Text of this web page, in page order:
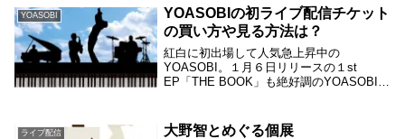
配信で...
YOASOBI
YOASOBIの初ライブ配信チケット
の買い方や見る方法は？
紅白に初出場して人気急上昇中の
YOASOBI。１月６日リリースの１st
EP「THE BOOK」も絶好調のYOASOBI
チケットや配信を見る方法などについてま
ライブ配信
大野智とめぐる個展